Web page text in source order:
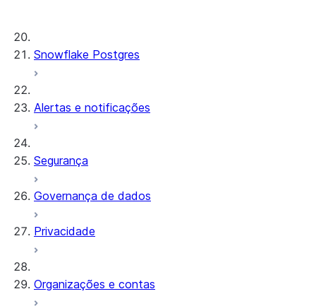
Snowflake Postgres
Alertas e notificações
Segurança
Governança de dados
Privacidade
Organizações e contas